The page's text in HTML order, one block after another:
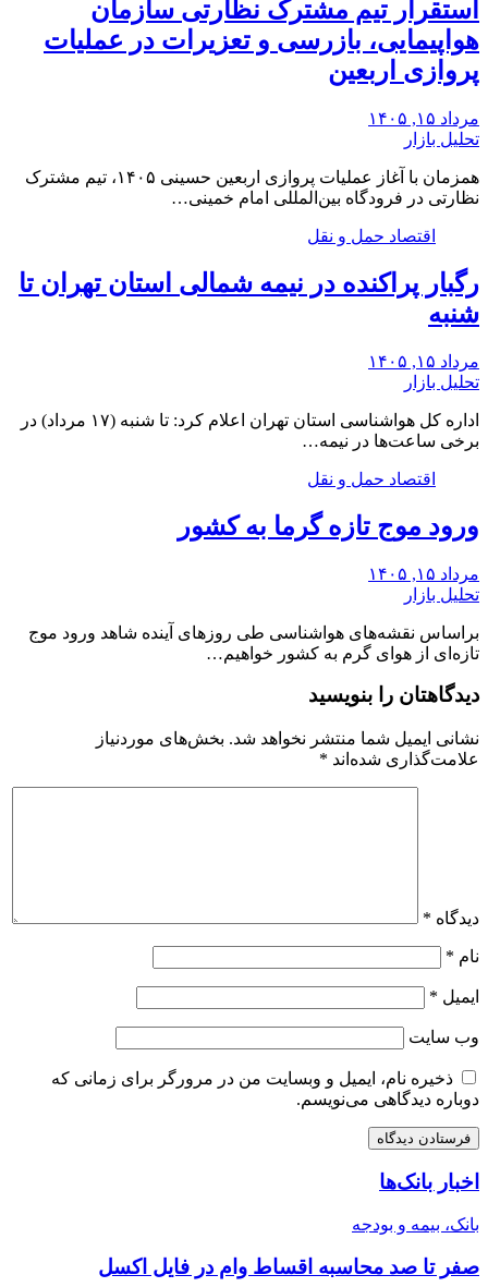
استقرار تیم مشترک نظارتی سازمان
هواپیمایی، بازرسی و تعزیرات در عملیات
پروازی اربعین
مرداد ۱۵, ۱۴۰۵
تحلیل بازار
همزمان با آغاز عملیات پروازی اربعین حسینی ۱۴۰۵، تیم مشترک
نظارتی در فرودگاه بین‌المللی امام خمینی…
اقتصاد حمل و نقل
رگبار پراکنده در نیمه شمالی استان تهران تا
شنبه
مرداد ۱۵, ۱۴۰۵
تحلیل بازار
اداره کل هواشناسی استان تهران اعلام کرد: تا شنبه (۱۷ مرداد) در
برخی ساعت‌ها در نیمه…
اقتصاد حمل و نقل
ورود موج تازه گرما به کشور
مرداد ۱۵, ۱۴۰۵
تحلیل بازار
براساس نقشه‌های هواشناسی طی روزهای آینده شاهد ورود موج
تازه‌ای از هوای گرم به کشور خواهیم…
دیدگاهتان را بنویسید
نشانی ایمیل شما منتشر نخواهد شد. بخش‌های موردنیاز
علامت‌گذاری شده‌اند *
دیدگاه *
نام *
ایمیل *
وب‌ سایت
ذخیره نام، ایمیل و وبسایت من در مرورگر برای زمانی که
دوباره دیدگاهی می‌نویسم.
اخبار بانک‌ها
بانک، بیمه و بودجه
صفر تا صد محاسبه اقساط وام در فایل اکسل